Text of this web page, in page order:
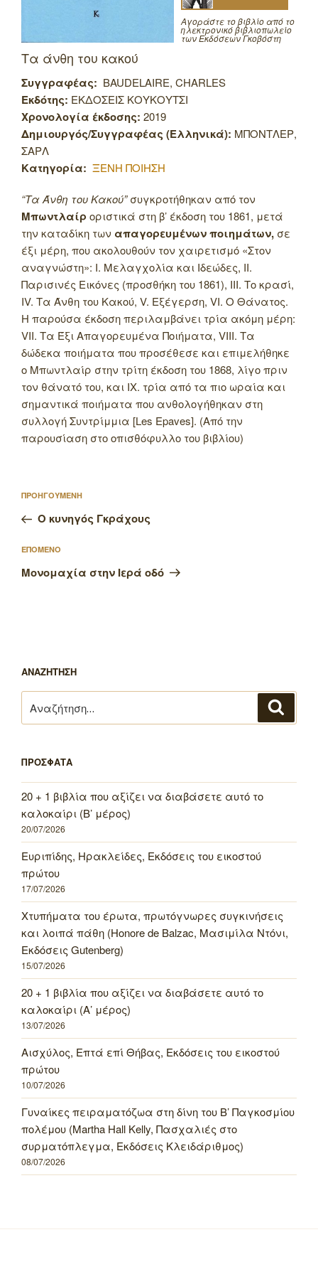
Αγοράστε το βιβλίο από το
ηλεκτρονικό βιβλιοπωλείο
των Εκδόσεων Γκοβόστη
Τα άνθη του κακού
Συγγραφέας: BAUDELAIRE, CHARLES
Εκδότης: ΕΚΔΟΣΕΙΣ ΚΟΥΚΟΥΤΣΙ
Χρονολογία έκδοσης: 2019
Δημιουργός/Συγγραφέας (Ελληνικά): ΜΠΟΝΤΛΕΡ,
ΣΑΡΛ
Κατηγορία: ΞΕΝΗ ΠΟΙΗΣΗ
“Τα Άνθη του Κακού”συγκροτήθηκαν από τον
Μπωντλαίρ οριστικά στη β’ έκδοση του 1861, μετά
την καταδίκη των απαγορευμένων ποιημάτων, σε
έξι μέρη, που ακολουθούν τον χαιρετισμό «Στον
αναγνώστη»: Ι. Μελαγχολία και Ιδεώδες, II.
Παρισινές Εικόνες (προσθήκη του 1861), III. Το κρασί,
IV. Τα Άνθη του Κακού, V. Εξέγερση, VI. Ο Θάνατος.
Η παρούσα έκδοση περιλαμβάνει τρία ακόμη μέρη:
VII. Τα Έξι Απαγορευμένα Ποιήματα, VIII. Τα
δώδεκα ποιήματα που προσέθεσε και επιμελήθηκε
ο Μπωντλαίρ στην τρίτη έκδοση του 1868, λίγο πριν
τον θάνατό του, και IX. τρία από τα πιο ωραία και
σημαντικά ποιήματα που ανθολογήθηκαν στη
συλλογή Συντρίμμια [Les Epaves]. (Από την
παρουσίαση στο οπισθόφυλλο του βιβλίου)
άρθρων
Προηγούμενο
άρθρο
ΠΡΟΗΓΟΥΜΕΝΗ
Ο κυνηγός Γκράχους
Επόμενο
άρθρο
ΕΠΟΜΕΝΟ
Μονομαχία στην Ιερά οδό
ΑΝΑΖΗΤΗΣΗ
για:
ΠΡΟΣΦΑΤΑ
20 + 1 βιβλία που αξίζει να διαβάσετε αυτό το
καλοκαίρι (Β’ μέρος)
20/07/2026
Ευριπίδης, Ηρακλείδες, Εκδόσεις του εικοστού
πρώτου
17/07/2026
Χτυπήματα του έρωτα, πρωτόγνωρες συγκινήσεις
και λοιπά πάθη (Honore de Balzac, Μασιμίλα Ντόνι,
Εκδόσεις Gutenberg)
15/07/2026
20 + 1 βιβλία που αξίζει να διαβάσετε αυτό το
καλοκαίρι (Α’ μέρος)
13/07/2026
Αισχύλος, Επτά επί Θήβας, Εκδόσεις του εικοστού
πρώτου
10/07/2026
Γυναίκες πειραματόζωα στη δίνη του Β’ Παγκοσμίου
πολέμου (Martha Hall Kelly, Πασχαλιές στο
συρματόπλεγμα, Εκδόσεις Κλειδάριθμος)
08/07/2026